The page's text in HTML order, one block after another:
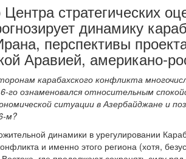
стратегических
динамику
перспективы
Аравией, американо-
карабахского конфликта
го ознаменовался относительным
ситуации в Азербайджане и
м?
динамики в урегулировании
и именно этого региона (хотя,